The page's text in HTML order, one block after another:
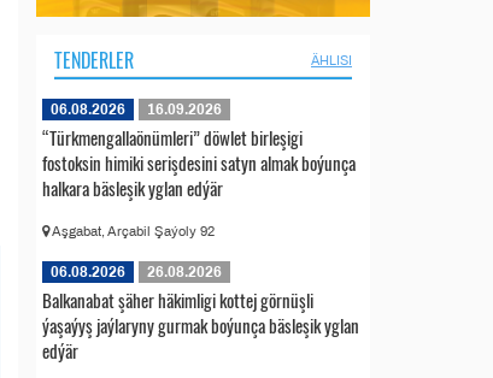
TENDERLER ÄHLISI
06.08.2026 16.09.2026
“Türkmengallaönümleri” döwlet birleşigi
fostoksin himiki serişdesini satyn almak boýunça
halkara bäsleşik yglan edýär
Aşgabat, Arçabil Şaýoly 92
06.08.2026 26.08.2026
Balkanabat şäher häkimligi kottej görnüşli
ýaşaýyş jaýlaryny gurmak boýunça bäsleşik yglan
edýär